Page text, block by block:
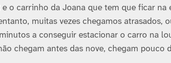
o carrinho da Joana que tem que ficar na
muitas vezes chegamos atrasados,
a conseguir estacionar o carro na
chegam antes das nove, chegam pouco